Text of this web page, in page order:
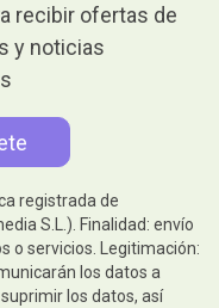
recibir ofertas de
y noticias
registrada de
S.L.). Finalidad: envío
o servicios. Legitimación:
los datos a
los datos, así